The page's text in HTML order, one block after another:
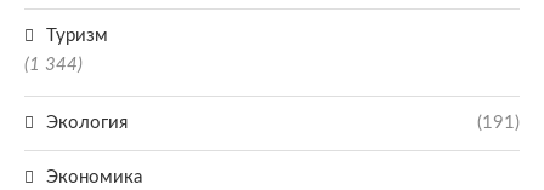
Туризм
(1 344)
Экология (191)
Экономика